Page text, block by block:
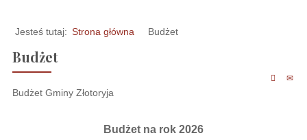
Jesteś tutaj: Strona główna Budżet
Budżet
Budżet Gminy Złotoryja
Budżet na rok 2026